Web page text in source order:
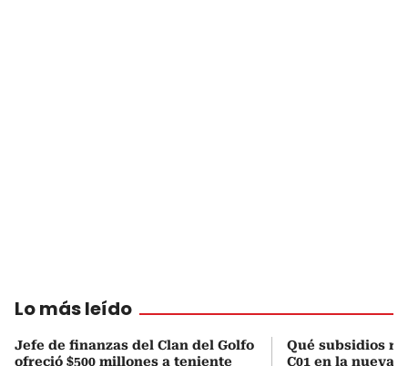
Lo más leído
Jefe de finanzas del Clan del Golfo
ofreció $500 millones a teniente
Qué subsidios
C01 en la nueva